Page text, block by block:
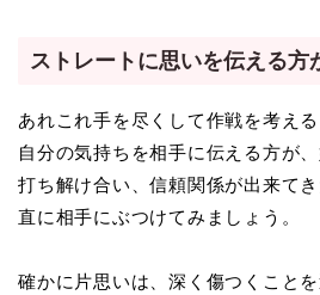
ストレートに思いを伝える方
あれこれ手を尽くして作戦を考え
自分の気持ちを相手に伝える方が
打ち解け合い、信頼関係が出来て
直に相手にぶつけてみましょう。
確かに片思いは、深く傷つくこと